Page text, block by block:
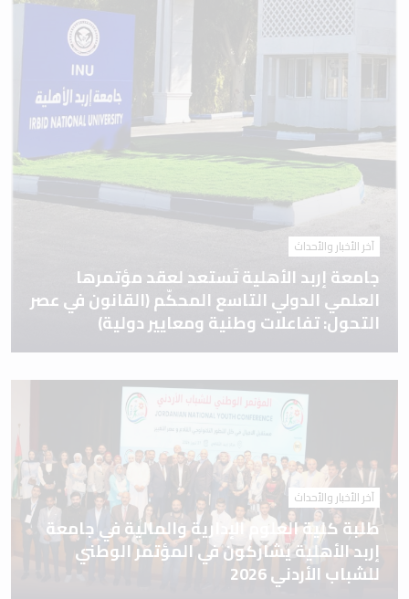
آخر الأخبار والأحداث
جامعة إربد الأهلية تَستعد لعقد مؤتمرها
العلمي الدولي التاسع المحكّم (القانون في عصر
التحول: تفاعلات وطنية ومعايير دولية)
آخر الأخبار والأحداث
طلبة كلية العلوم الإدارية والمالية في جامعة
إربد الأهلية يشاركون في المؤتمر الوطني
للشباب الأردني 2026